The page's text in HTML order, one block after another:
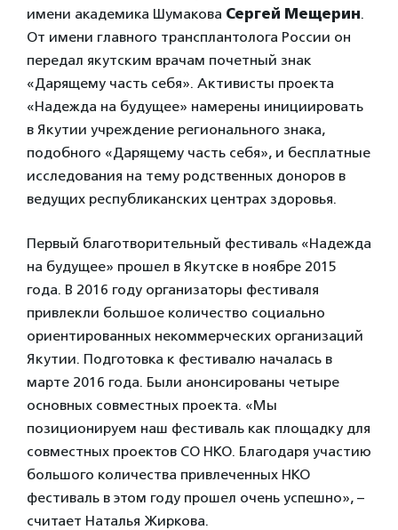
имени академика Шумакова Сергей Мещерин.
От имени главного трансплантолога России он
передал якутским врачам почетный знак
«Дарящему часть себя». Активисты проекта
«Надежда на будущее» намерены инициировать
в Якутии учреждение регионального знака,
подобного «Дарящему часть себя», и бесплатные
исследования на тему родственных доноров в
ведущих республиканских центрах здоровья.
Первый благотворительный фестиваль «Надежда
на будущее» прошел в Якутске в ноябре 2015
года. В 2016 году организаторы фестиваля
привлекли большое количество социально
ориентированных некоммерческих организаций
Якутии. Подготовка к фестивалю началась в
марте 2016 года. Были анонсированы четыре
основных совместных проекта. «Мы
позиционируем наш фестиваль как площадку для
совместных проектов СО НКО. Благодаря участию
большого количества привлеченных НКО
фестиваль в этом году прошел очень успешно», –
считает Наталья Жиркова.